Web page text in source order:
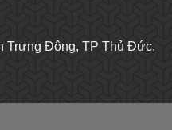
Trưng Đông, TP Thủ Đức,